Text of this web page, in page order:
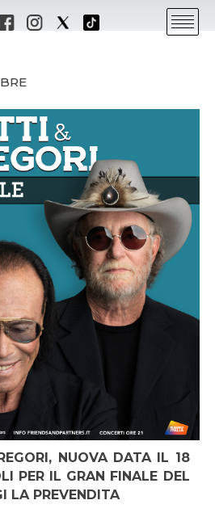
NUOVA DATA IL 18
PER IL GRAN FINALE DEL
LA PREVENDITA